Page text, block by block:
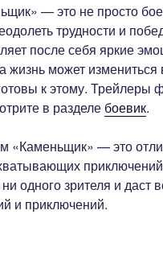
— это не просто
трудности и
после себя яркие
жизнь может
к этому. Трейлеры
в разделе боевик.
«Каменьщик» — это
одного зрителя и даст
и приключений.